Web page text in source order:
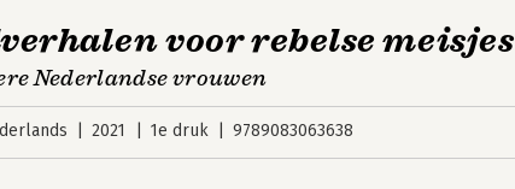
voor rebelse meisjes
Nederlandse vrouwen
2021 1e druk 9789083063638